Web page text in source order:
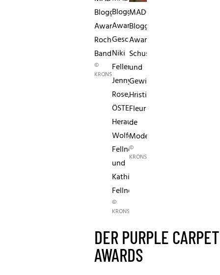
Blogger
AwardLa
Rochelle
Band
©
KRONSTEINER
Blogger
Awardoe24-
Geschäftsführer
Niki
Feller,
Jenny
Rose,
ÖSTERREICH
Herausgeber
Wolfgang
Fellner
und
Kathi
Fellner
©
KRONSTEINER
MADONNA
Blogger
AwardPatrick
Schuster
und
Gewinnerin
Hristina
Fleur
de
Mode
©
KRONSTEINER
DER PURPLE
AWARDS